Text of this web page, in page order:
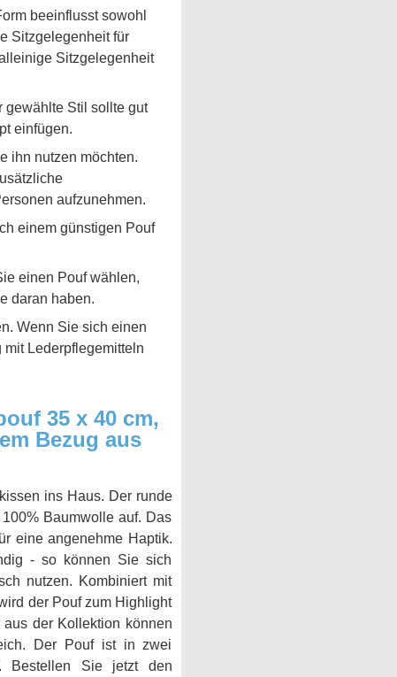
beeinflusst sowohl
Sitzgelegenheit für
Sitzgelegenheit
gewählte Stil sollte gut
einfügen.
ihn nutzen möchten.
aufzunehmen.
einem günstigen Pouf
einen Pouf wählen,
daran haben.
Wenn Sie sich einen
Lederpflegemitteln
35 x 40 cm,
Bezug aus
ins Haus. Der runde
Baumwolle auf. Das
eine angenehme Haptik.
- so können Sie sich
nutzen. Kombiniert mit
der Pouf zum Highlight
aus der Kollektion können
Der Pouf ist in zwei
Bestellen Sie jetzt den